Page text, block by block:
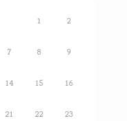
1 2
7 8 9
14 15 16
21 22 23